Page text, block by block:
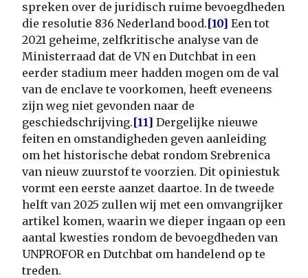
spreken over de juridisch ruime bevoegdheden
die resolutie 836 Nederland bood.[10] Een tot
2021 geheime, zelfkritische analyse van de
Ministerraad dat de VN en Dutchbat in een
eerder stadium meer hadden mogen om de val
van de enclave te voorkomen, heeft eveneens
zijn weg niet gevonden naar de
geschiedschrijving.[11] Dergelijke nieuwe
feiten en omstandigheden geven aanleiding
om het historische debat rondom Srebrenica
van nieuw zuurstof te voorzien. Dit opiniestuk
vormt een eerste aanzet daartoe. In de tweede
helft van 2025 zullen wij met een omvangrijker
artikel komen, waarin we dieper ingaan op een
aantal kwesties rondom de bevoegdheden van
UNPROFOR en Dutchbat om handelend op te
treden.